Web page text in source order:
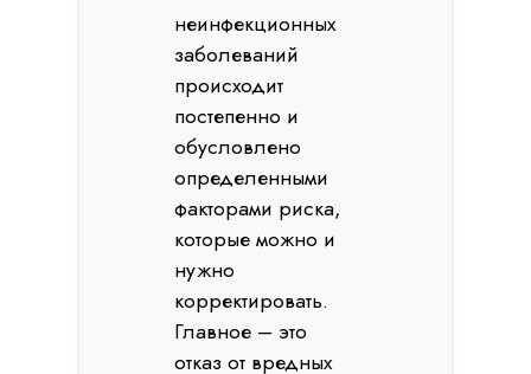
неинфекционных
заболеваний
происходит
постепенно и
обусловлено
определенными
факторами риска,
которые можно и
нужно
корректировать.
Главное – это
отказ от вредных